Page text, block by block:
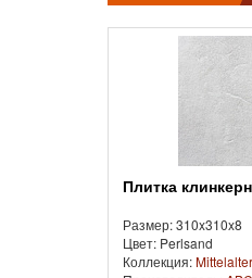
Плитка
Размер: 310x310x8
Цвет: Perlsand
Коллекция: